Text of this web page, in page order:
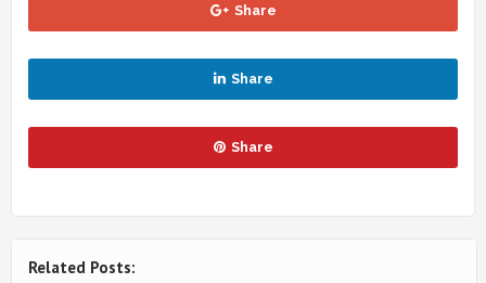
Share
Share
Share
Related Posts: